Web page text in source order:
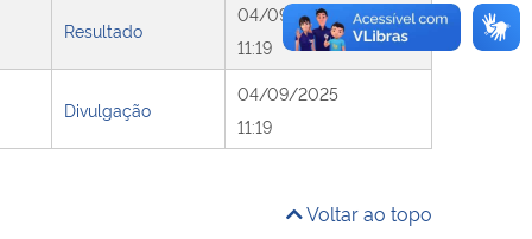
Resultado
04/09/2025
11:19
Divulgação
04/09/2025
11:19
Voltar ao topo